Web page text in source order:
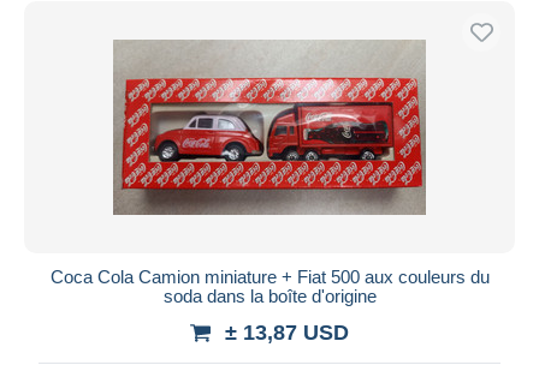
Coca Cola Camion miniature + Fiat 500 aux couleurs du
soda dans la boîte d'origine
± 13,87 USD